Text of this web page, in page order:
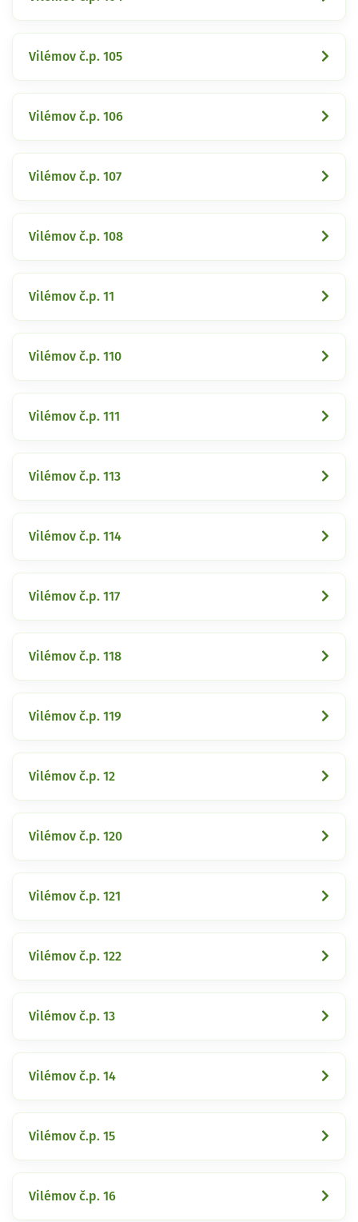
Vilémov č.p. 105
Vilémov č.p. 106
Vilémov č.p. 107
Vilémov č.p. 108
Vilémov č.p. 11
Vilémov č.p. 110
Vilémov č.p. 111
Vilémov č.p. 113
Vilémov č.p. 114
Vilémov č.p. 117
Vilémov č.p. 118
Vilémov č.p. 119
Vilémov č.p. 12
Vilémov č.p. 120
Vilémov č.p. 121
Vilémov č.p. 122
Vilémov č.p. 13
Vilémov č.p. 14
Vilémov č.p. 15
Vilémov č.p. 16